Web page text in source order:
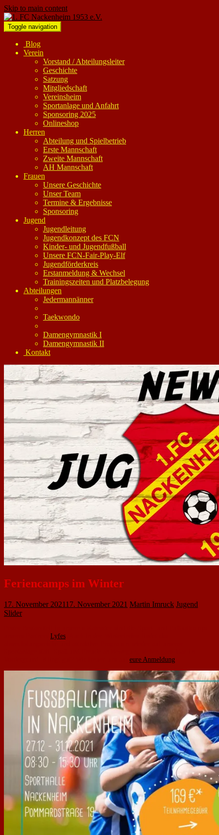
Skip to main content
Toggle navigation
Blog
Verein
Vorstand / Abteilungsleiter
Geschichte
Satzung
Mitgliedschaft
Vereinsheim
Sportanlage und Anfahrt
Sponsoring 2025
Onlineshop
Herren
Abteilung und Spielbetrieb
Erste Mannschaft
Zweite Mannschaft
AH Mannschaft
Frauen
Unsere Geschichte
Unser Team
Termine & Ergebnisse
Sponsoring
Jugend
Jugendleitung
Jugendkonzept des FCN
Kinder- und Jugendfußball
Unsere FCN-Fair-Play-Elf
Jugendförderkreis
Erstanmeldung & Wechsel
Trainingszeiten und Platzbelegung
Abteilungen
Jedermannänner
Taekwondo
Damengymnastik I
Damengymnastik II
Kontakt
Feriencamps im Winter
17. November 202117. November 2021 Martin Imruck Jugend
Slider
Lyfes
eure Anmeldung